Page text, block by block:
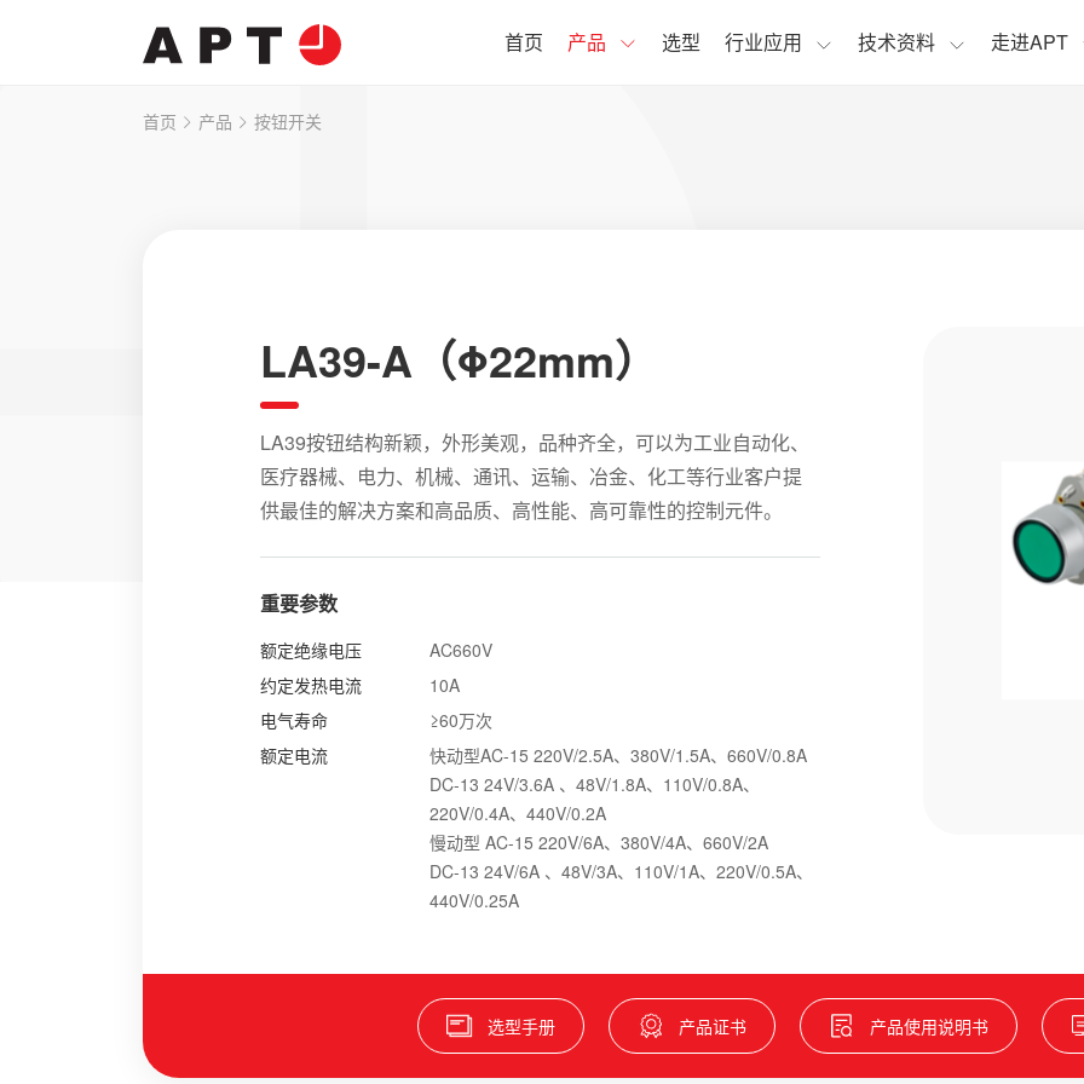
首页 产品 选型 行业应用 技术资料 走进APT
首页 产品 按钮开关
LA39-A（Φ22mm）
LA39按钮结构新颖，外形美观，品种齐全，可以为工业自动化、
医疗器械、电力、机械、通讯、运输、冶金、化工等行业客户提
供最佳的解决方案和高品质、高性能、高可靠性的控制元件。
重要参数
额定绝缘电压
AC660V
约定发热电流
10A
电气寿命
≥60万次
额定电流
快动型AC-15 220V/2.5A、380V/1.5A、660V/0.8A
DC-13 24V/3.6A 、48V/1.8A、110V/0.8A、
220V/0.4A、440V/0.2A
慢动型 AC-15 220V/6A、380V/4A、660V/2A
DC-13 24V/6A 、48V/3A、110V/1A、220V/0.5A、
440V/0.25A
选型手册 产品证书 产品使用说明书